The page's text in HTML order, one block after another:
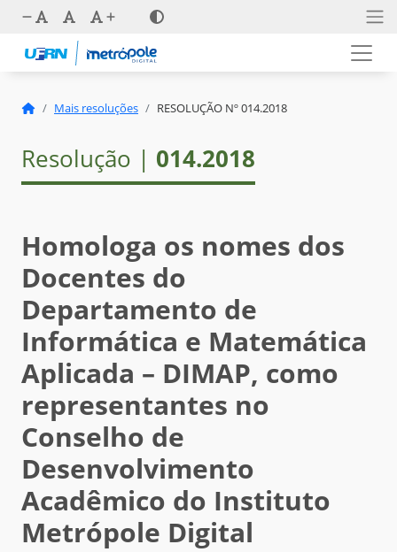
Mais resoluções RESOLUÇÃO Nº 014.2018
Resolução | 014.2018
Homologa os nomes dos
Docentes do
Departamento de
Informática e Matemática
Aplicada – DIMAP, como
representantes no
Conselho de
Desenvolvimento
Acadêmico do Instituto
Metrópole Digital